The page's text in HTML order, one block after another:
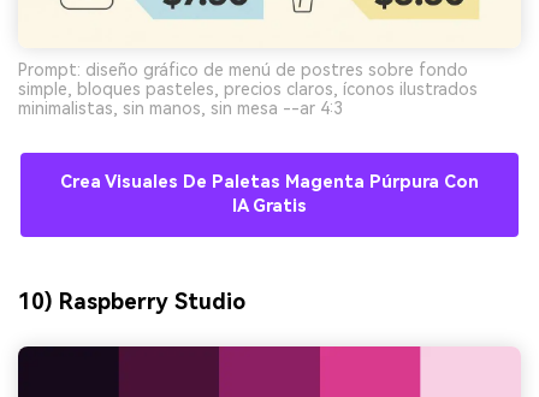
Prompt: diseño gráfico de menú de postres sobre fondo
simple, bloques pasteles, precios claros, íconos ilustrados
minimalistas, sin manos, sin mesa --ar 4:3
Crea Visuales De Paletas Magenta Púrpura Con
IA Gratis
10) Raspberry Studio